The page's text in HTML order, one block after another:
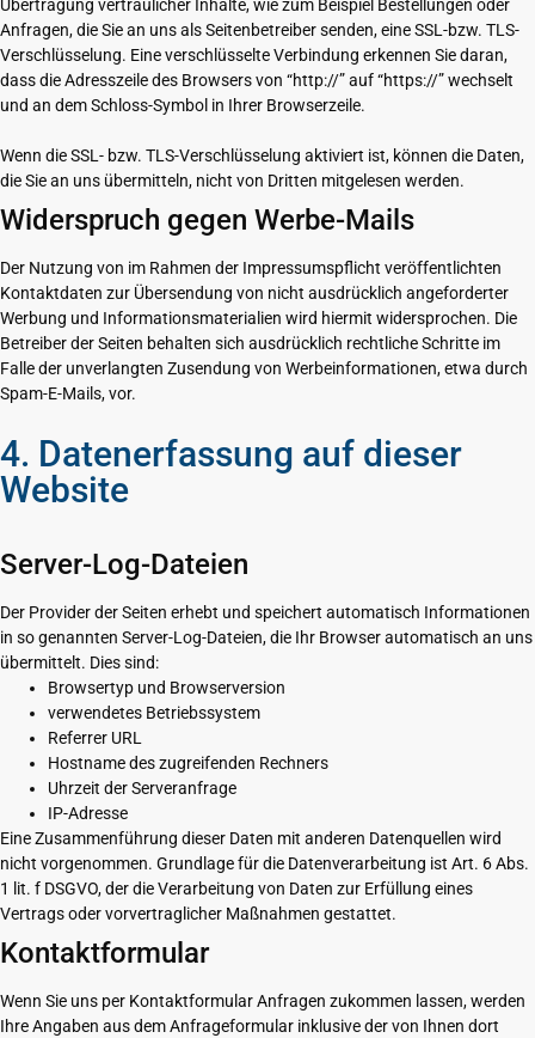
Übertragung vertraulicher Inhalte, wie zum Beispiel Bestellungen oder
Anfragen, die Sie an uns als Seitenbetreiber senden, eine SSL-bzw. TLS-
Verschlüsselung. Eine verschlüsselte Verbindung erkennen Sie daran,
dass die Adresszeile des Browsers von “http://” auf “https://” wechselt
und an dem Schloss-Symbol in Ihrer Browserzeile.
Wenn die SSL- bzw. TLS-Verschlüsselung aktiviert ist, können die Daten,
die Sie an uns übermitteln, nicht von Dritten mitgelesen werden.
Widerspruch gegen Werbe-Mails
Der Nutzung von im Rahmen der Impressumspflicht veröffentlichten
Kontaktdaten zur Übersendung von nicht ausdrücklich angeforderter
Werbung und Informationsmaterialien wird hiermit widersprochen. Die
Betreiber der Seiten behalten sich ausdrücklich rechtliche Schritte im
Falle der unverlangten Zusendung von Werbeinformationen, etwa durch
Spam-E-Mails, vor.
4. Datenerfassung auf dieser
Website
Server-Log-Dateien
Der Provider der Seiten erhebt und speichert automatisch Informationen
in so genannten Server-Log-Dateien, die Ihr Browser automatisch an uns
übermittelt. Dies sind:
Browsertyp und Browserversion
verwendetes Betriebssystem
Referrer URL
Hostname des zugreifenden Rechners
Uhrzeit der Serveranfrage
IP-Adresse
Eine Zusammenführung dieser Daten mit anderen Datenquellen wird
nicht vorgenommen. Grundlage für die Datenverarbeitung ist Art. 6 Abs.
1 lit. f DSGVO, der die Verarbeitung von Daten zur Erfüllung eines
Vertrags oder vorvertraglicher Maßnahmen gestattet.
Kontaktformular
Wenn Sie uns per Kontaktformular Anfragen zukommen lassen, werden
Ihre Angaben aus dem Anfrageformular inklusive der von Ihnen dort